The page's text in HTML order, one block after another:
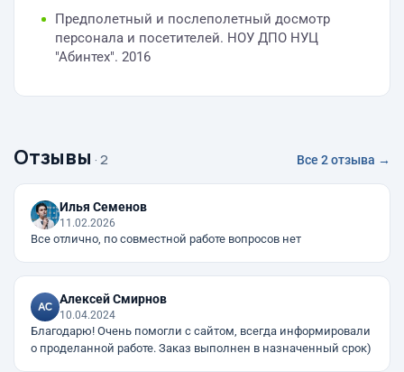
Предполетный и послеполетный досмотр
персонала и посетителей. НОУ ДПО НУЦ
"Абинтех". 2016
Отзывы · 2 Все 2 отзыва →
Илья Семенов
11.02.2026
Все отлично, по совместной работе вопросов нет
Алексей Смирнов
10.04.2024
Благодарю! Очень помогли с сайтом, всегда информировали
о проделанной работе. Заказ выполнен в назначенный срок)